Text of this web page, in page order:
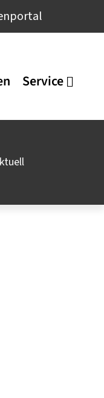
Service